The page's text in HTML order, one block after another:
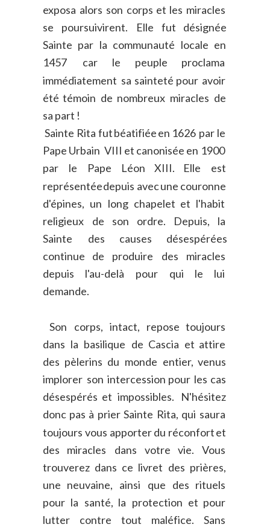
exposa alors son corps et les miracles
se
poursuivirent. Elle fut
désignée
Sainte par la communauté locale en
1457
car le peuple
proclama
immédiatement sa sainteté pour avoir
été témoin de nombreux miracles de
sa part !
Sainte Rita futbéatifiéeen 1626 par le
Pape Urbain VIII et canonisée en 1900
par
le Pape Léon XIII. Elle
est
représentéedepuis avecune couronne
d'épines, un long chapelet et l'habit
religieux
de son ordre. Depuis,
la
Sainte
des causes
désespérées
continue
de produire des
miracles
depuis
l'au-delà pour qui le
lui
demande.
Son corps, intact, repose toujours
dans la basilique de Cascia et attire
des pèlerins du monde entier, venus
implorer son intercession pour les cas
désespérés et impossibles.
N'hésitez
donc pas à prier Sainte Rita, qui saura
toujours vous apporterdu réconfortet
des
miracles dans votre vie.
Vous
trouverez dans ce livret des prières,
une neuvaine, ainsi que des rituels
pour la santé, la protection et pour
lutter
contre tout maléfice.
Sans